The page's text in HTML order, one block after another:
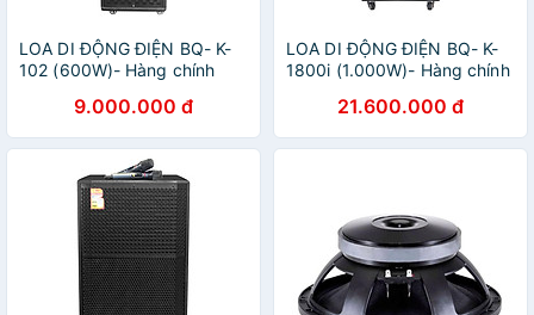
LOA DI ĐỘNG ĐIỆN BQ- K-
102 (600W)- Hàng chính
9.000.000 đ
LOA DI ĐỘNG ĐIỆN BQ- K-
1800i (1.000W)- Hàng chính
21.600.000 đ